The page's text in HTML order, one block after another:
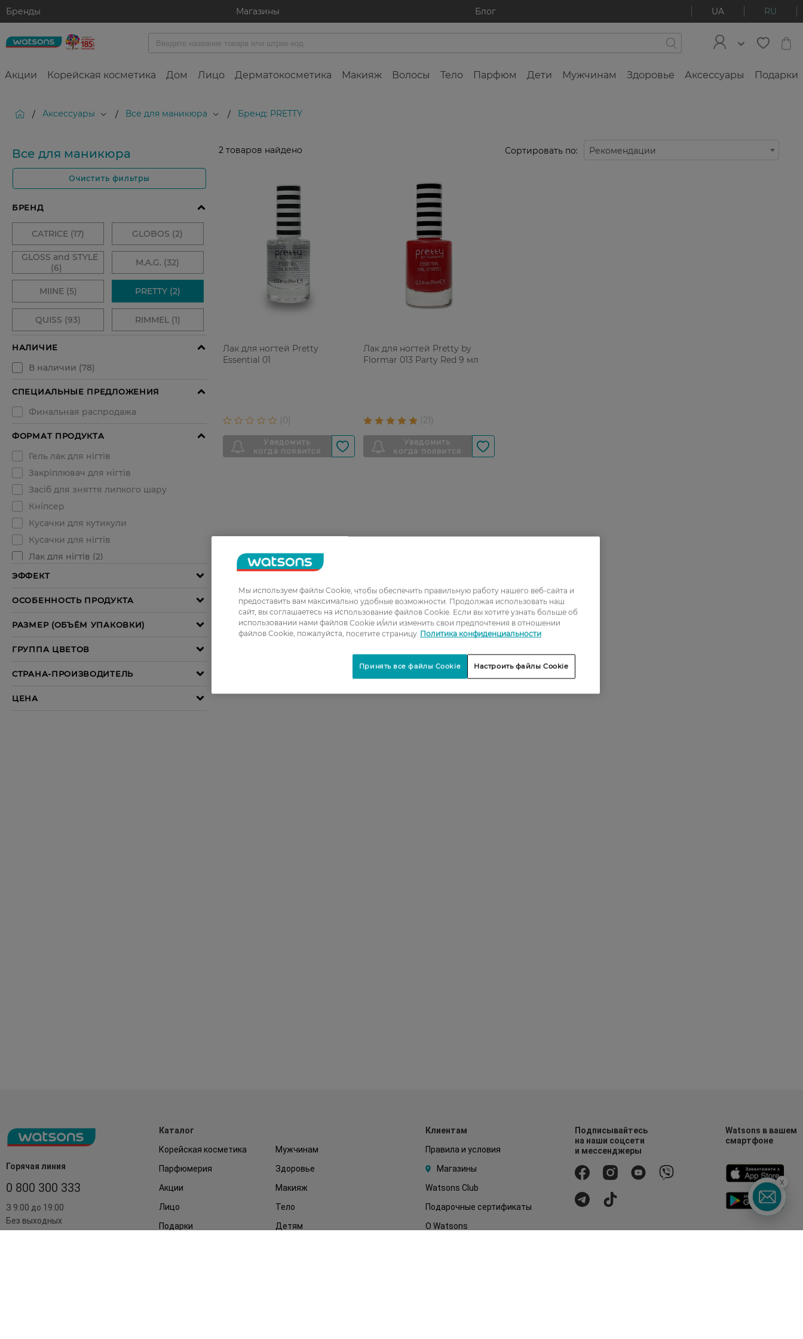
Бренды Магазины Блог UA RU
Акции Корейская косметика Дом Лицо Дерматокосметика Макияж Волосы Тело Парфюм Дети Мужчинам Здоровье Аксессуары Подарки
/ Аксессуары / Все для маникюра / Бренд: PRETTY
Все для маникюра
Очистить фильтры
2 товаров найдено Сортировать по: Рекомендации
Лак для ногтей Pretty
Essential 01
Лак для ногтей Pretty by
Flormar 013 Party Red 9 мл
Горячая линия
0 800 300 333
З 9:00 до 19:00
Без выходных
Каталог
Корейская косметика
Мужчинам
Парфюмерия
Здоровье
Акции
Макияж
Лицо
Тело
Подарки
Детям
Клиентам
Правила и условия
Магазины
Watsons Club
Подарочные сертификаты
О Watsons
Подписывайтесь
на наши соцсети
и мессенджеры
Watsons в вашем
смартфоне
x
Мы используем файлы Cookie, чтобы обеспечить правильную работу нашего веб-сайта и
предоставить вам максимально удобные возможности. Продолжая использовать наш
сайт, вы соглашаетесь на использование файлов Cookie. Если вы хотите узнать больше об
использовании нами файлов Cookie и/или изменить свои предпочтения в отношении
файлов Cookie, пожалуйста, посетите страницу Политика конфиденциальности
Настроить файлы Cookie
Принять все файлы Cookie